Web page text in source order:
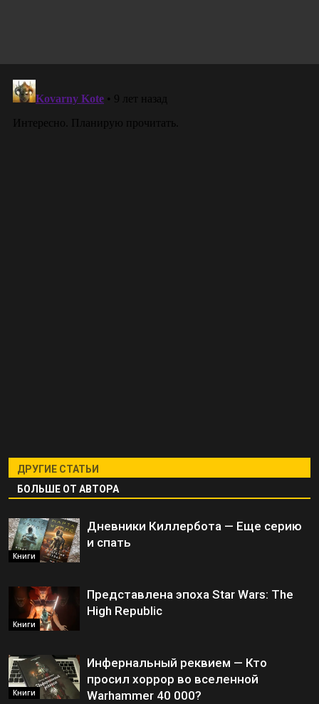
ДРУГИЕ СТАТЬИ
БОЛЬШЕ ОТ АВТОРА
Книги
Дневники Киллербота — Еще серию
и спать
Книги
Представлена эпоха Star Wars: The
High Republic
Книги
Инфернальный реквием — Кто
просил хоррор во вселенной
Warhammer 40 000?